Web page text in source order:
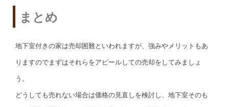
まとめ
地下室付きの家は売却困難といわれますが、強みやメリットもあ
りますのでまずはそれらをアピールしての売却をしてみましょ
う。
どうしても売れない場合は価格の見直しを検討し、地下室そのも